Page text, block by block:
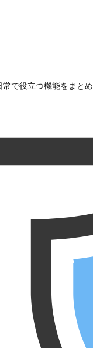
で役立つ機能をまと